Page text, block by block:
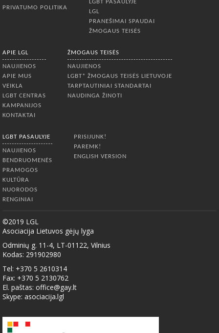
PRIVATUMO POLITIKA
LGBT PASAULYJE
LGL
PRANEŠIMAI SPAUDAI
ŽMOGAUS TEISĖS
APIE LGL
NAUJIENOS
APIE MUS
VEIKLA
LGBT CENTRAS
KAMPANIJOS
KONTAKTAI
ŽMOGAUS TEISĖS
NAUJIENOS
LGBT* ŽMOGAUS TEISĖS LIETUVOJE
TARPTAUTINIAI STANDARTAI
NAUDINGA ŽINOTI
LGBT PASAULYJE
NAUJIENOS
BENDRUOMENĖS
PRAMOGOS
KULTŪRA
NUORODOS
RENGINIAI
PRISIJUNK!
PAREMK!
ENGLISH VERSION
©2019 LGL
Asociacija Lietuvos gėjų lyga
Odminių g. 11-4, LT-01122, Vilnius
Kodas: 291902980
Tel: +370 5 2610314
Fax: +370 5 2130762
El. paštas: office@gay.lt
Skype: asociacija.lgl